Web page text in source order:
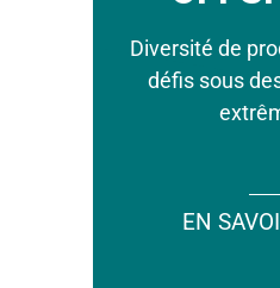
Diversité de
défis sous
EN